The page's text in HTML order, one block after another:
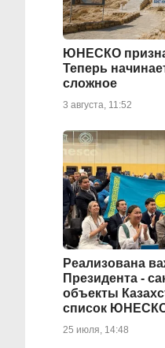
ЮНЕСКО
Теперь
сложное
3 августа, 11:52
Реализована
Президента -
объекты
список
25 июля, 14:48